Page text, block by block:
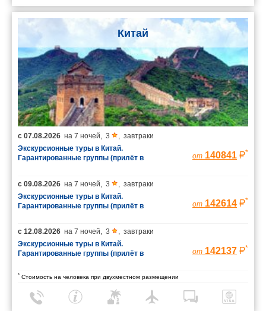
Китай
с 07.08.2026 на 7 ночей, 3 , завтраки
Экскурсионные туры в Китай.
Гарантированные группы (прилёт в
от 140841 *
с 09.08.2026 на 7 ночей, 3 , завтраки
Экскурсионные туры в Китай.
Гарантированные группы (прилёт в
от 142614 *
с 12.08.2026 на 7 ночей, 3 , завтраки
Экскурсионные туры в Китай.
Гарантированные группы (прилёт в
от 142137 *
* Стоимость на человека при двухместном размещении